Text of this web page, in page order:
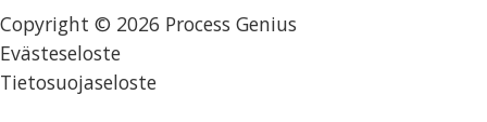
Copyright © 2026 Process Genius​
Evästeseloste
Tietosuoja­seloste